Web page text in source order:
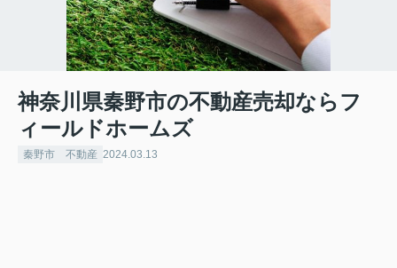
神奈川県秦野市の不動産売却ならフ
ィールドホームズ
秦野市 不動産 2024.03.13